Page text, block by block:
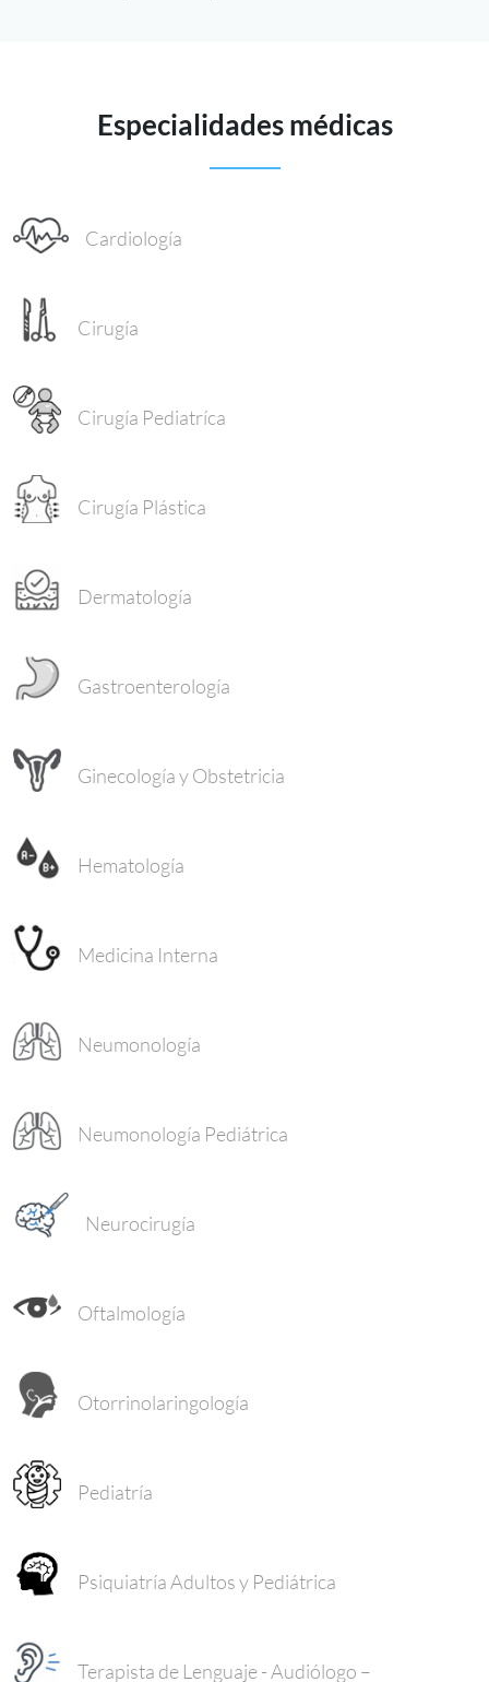
Especialidades médicas
Cardiología
Cirugía
Cirugía Pediatríca
Cirugía Plástica
Dermatología
Gastroenterología
Ginecología y Obstetricia
Hematología
Medicina Interna
Neumonología
Neumonología Pediátrica
Neurocirugía
Oftalmología
Otorrinolaringología
Pediatría
Psiquiatría Adultos y Pediátrica
Terapista de Lenguaje - Audiólogo –